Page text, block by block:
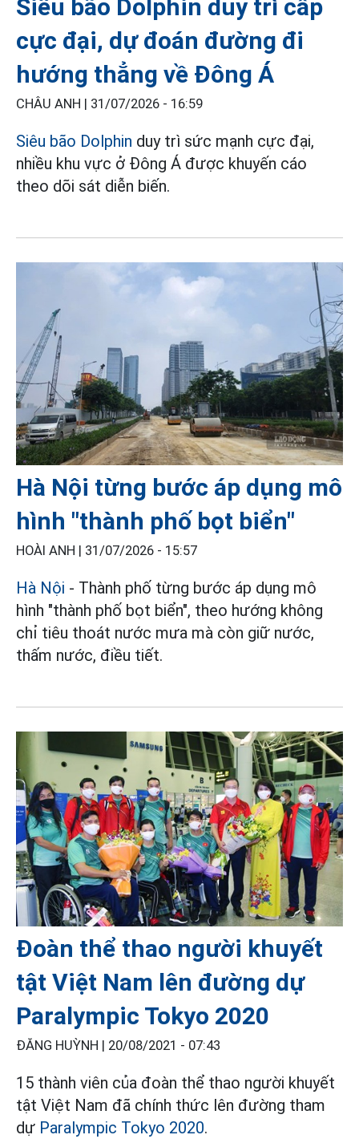
Siêu bão Dolphin duy trì cấp
cực đại, dự đoán đường đi
hướng thẳng về Đông Á
CHÂU ANH | 31/07/2026 - 16:59
Siêu bão Dolphin duy trì sức mạnh cực đại,
nhiều khu vực ở Đông Á được khuyến cáo
theo dõi sát diễn biến.
Hà Nội từng bước áp dụng mô
hình "thành phố bọt biển"
HOÀI ANH | 31/07/2026 - 15:57
Hà Nội - Thành phố từng bước áp dụng mô
hình "thành phố bọt biển", theo hướng không
chỉ tiêu thoát nước mưa mà còn giữ nước,
thấm nước, điều tiết.
Đoàn thể thao người khuyết
tật Việt Nam lên đường dự
Paralympic Tokyo 2020
ĐĂNG HUỲNH | 20/08/2021 - 07:43
15 thành viên của đoàn thể thao người khuyết
tật Việt Nam đã chính thức lên đường tham
dự Paralympic Tokyo 2020.